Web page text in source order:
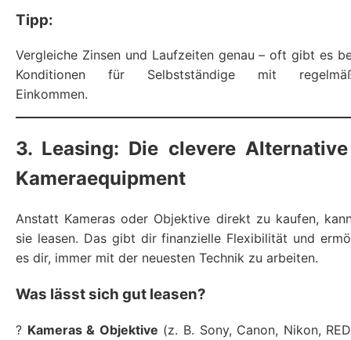
Tipp:
Vergleiche Zinsen und Laufzeiten genau – oft gibt es
Konditionen für Selbstständige mit
Einkommen.
3. Leasing: Die clevere
Kameraequipment
Anstatt Kameras oder Objektive direkt zu kaufen,
sie leasen. Das gibt dir finanzielle Flexibilität und
es dir, immer mit der neuesten Technik zu arbeiten.
Was lässt sich gut leasen?
? Kameras & Objektive (z. B. Sony, Canon, Nikon,